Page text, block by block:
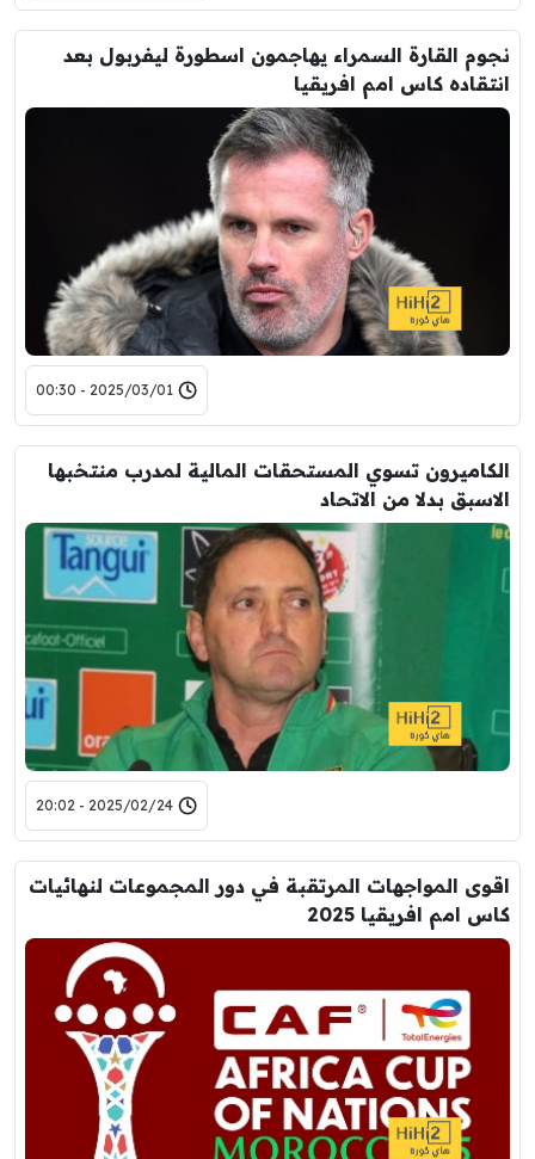
نجوم القارة السمراء يهاجمون اسطورة ليفربول بعد
انتقاده كاس امم افريقيا
2025/03/01 - 00:30
الكاميرون تسوي المستحقات المالية لمدرب منتخبها
الاسبق بدلا من الاتحاد
2025/02/24 - 20:02
اقوى المواجهات المرتقبة في دور المجموعات لنهائيات
كاس امم افريقيا 2025